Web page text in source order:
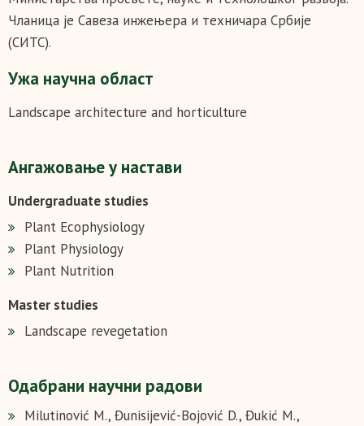
Чланица је Савеза инжењера и техничара Србије
(СИТС).
Ужа научна област
Landscape architecture and horticulture
Ангажовање у настави
Undergraduate studies
Plant Ecophysiology
Plant Physiology
Plant Nutrition
Master studies
Landscape revegetation
Одабрани научни радови
Milutinović M., Đunisijević-Bojović D., Đukić M.,